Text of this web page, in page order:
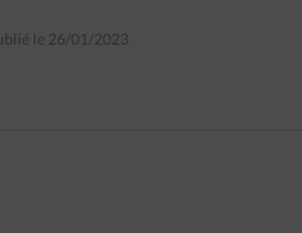
le 26/01/2023